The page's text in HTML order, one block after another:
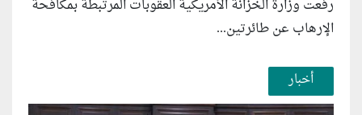
رفعت وزارة الخزانة الأمريكية العقوبات المرتبطة بمكافحة
الإرهاب عن طائرتين...
أخبار